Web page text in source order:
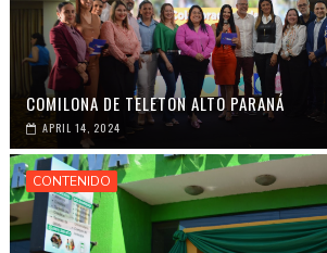
COMILONA DE TELETON ALTO PARANÁ
APRIL 14, 2024
CONTENIDO